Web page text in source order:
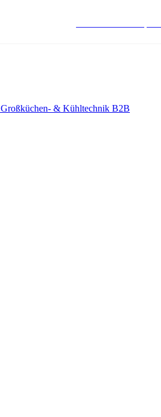
Großküchen- & Kühltechnik B2B